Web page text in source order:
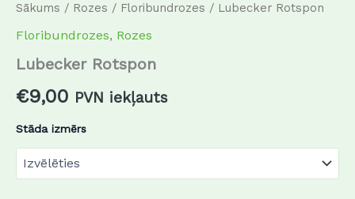
Sākums / Rozes / Floribundrozes / Lubecker Rotspon
Floribundrozes, Rozes
Lubecker Rotspon
€9,00 PVN iekļauts
Stāda izmērs